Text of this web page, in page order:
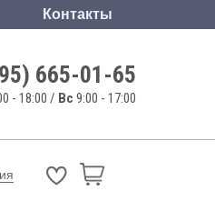
Контакты
665-01-65
- 18:00 / Вс 9:00 - 17:00